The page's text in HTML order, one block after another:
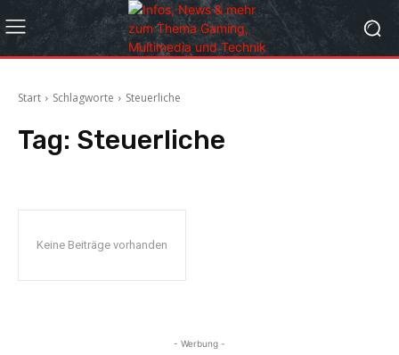
Start Schlagworte Steuerliche
Tag: Steuerliche
Keine Beiträge vorhanden
- Werbung -